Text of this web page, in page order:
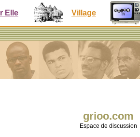
Elle Village
grioo.com
Espace de discussion